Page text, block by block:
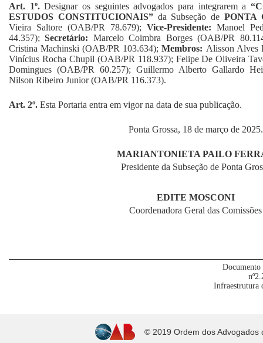
Art. 1º.Designar os seguintes advogados para integrarem a
ESTUDOS CONSTITUCIONAIS”da Subseção de PONTA
Vieira Saltore (OAB/PR 78.679); Vice-Presidente: Manoel
44.357); Secretário: Marcelo Coimbra Borges (OAB/PR
Cristina Machinski (OAB/PR 103.634); Membros: Alisson Alves
Vinícius Rocha Chupil (OAB/PR 118.937); Felipe De Oliveira
Domingues (OAB/PR 60.257); Guillermo Alberto Gallardo
Nilson Ribeiro Junior (OAB/PR 116.373).
Art. 2º. Esta Portaria entra em vigor na data de sua publicação.
Ponta Grossa, 18 de março de 2025.
MARIANTONIETA PAILO
Presidente da Subseção de Ponta
EDITE MOSCONI
Coordenadora Geral das Comissões
Documento
Infraestrutura
© 2019 Ordem dos Advogados